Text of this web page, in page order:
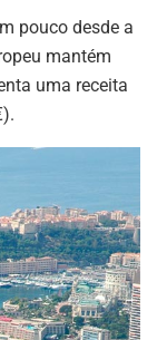
pouco desde a
mantém
uma receita